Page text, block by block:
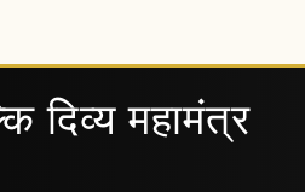
दिव्य महामंत्र